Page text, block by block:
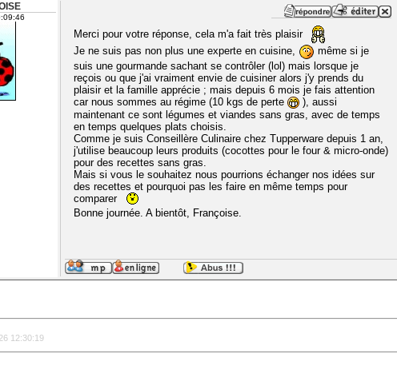
Merci pour votre réponse, cela m'a fait très plaisir
Je ne suis pas non plus une experte en cuisine,
même si je
suis une gourmande sachant se contrôler (lol) mais lorsque je
reçois ou que j'ai vraiment envie de cuisiner alors j'y prends du
plaisir et la famille apprécie ; mais depuis 6 mois je fais attention
car nous sommes au régime (10 kgs de perte
), aussi
maintenant ce sont légumes et viandes sans gras, avec de temps
en temps quelques plats choisis.
Comme je suis Conseillère Culinaire chez Tupperware depuis 1 an,
j'utilise beaucoup leurs produits (cocottes pour le four & micro-onde)
pour des recettes sans gras.
Mais si vous le souhaitez nous pourrions échanger nos idées sur
des recettes et pourquoi pas les faire en même temps pour
comparer
Bonne journée. A bientôt, Françoise.
12:30:19